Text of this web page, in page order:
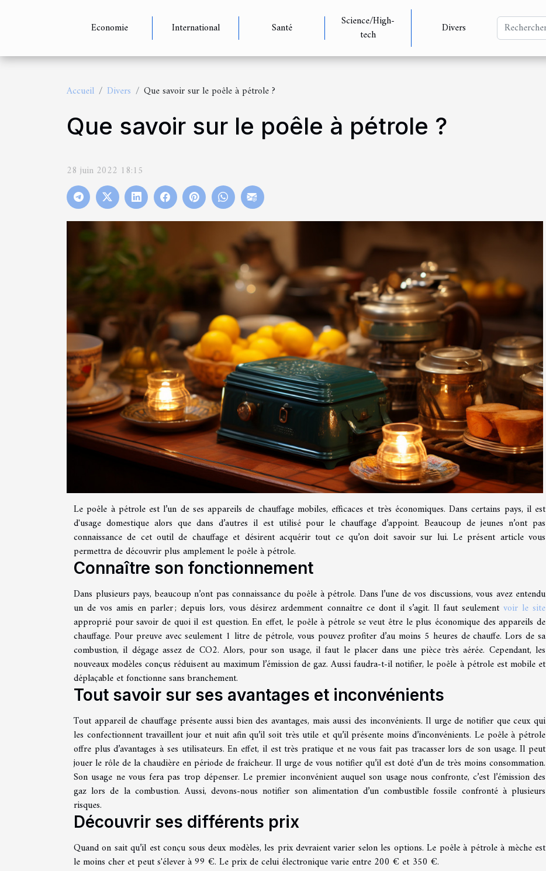
Economie International Santé
Science/High-
tech
Divers
Accueil Divers Que savoir sur le poêle à pétrole ?
Que savoir sur le poêle à pétrole ?
28 juin 2022 18:15
Le poêle à pétrole est l’un de ses appareils de chauffage mobiles, efficaces et très économiques. Dans certains pays, il est
d'usage domestique alors que dans d’autres il est utilisé pour le chauffage d’appoint. Beaucoup de jeunes n’ont pas
connaissance de cet outil de chauffage et désirent acquérir tout ce qu’on doit savoir sur lui. Le présent article vous
permettra de découvrir plus amplement le poêle à pétrole.
Connaître son fonctionnement
Dans plusieurs pays, beaucoup n’ont pas connaissance du poêle à pétrole. Dans l’une de vos discussions, vous avez entendu
un de vos amis en parler ; depuis lors, vous désirez ardemment connaître ce dont il s’agit. Il faut seulement voir le site
approprié pour savoir de quoi il est question. En effet, le poêle à pétrole se veut être le plus économique des appareils de
chauffage. Pour preuve avec seulement 1 litre de pétrole, vous pouvez profiter d’au moins 5 heures de chauffe. Lors de sa
combustion, il dégage assez de CO2. Alors, pour son usage, il faut le placer dans une pièce très aérée. Cependant, les
nouveaux modèles conçus réduisent au maximum l’émission de gaz. Aussi faudra-t-il notifier, le poêle à pétrole est mobile et
déplaçable et fonctionne sans branchement.
Tout savoir sur ses avantages et inconvénients
Tout appareil de chauffage présente aussi bien des avantages, mais aussi des inconvénients. Il urge de notifier que ceux qui
les confectionnent travaillent jour et nuit afin qu’il soit très utile et qu’il présente moins d’inconvénients. Le poêle à pétrole
offre plus d’avantages à ses utilisateurs. En effet, il est très pratique et ne vous fait pas tracasser lors de son usage. Il peut
jouer le rôle de la chaudière en période de fraîcheur. Il urge de vous notifier qu’il est doté d’un de très moins consommation.
Son usage ne vous fera pas trop dépenser. Le premier inconvénient auquel son usage nous confronte, c’est l’émission des
gaz lors de la combustion. Aussi, devons-nous notifier son alimentation d’un combustible fossile confronté à plusieurs
risques.
Découvrir ses différents prix
Quand on sait qu’il est conçu sous deux modèles, les prix devraient varier selon les options. Le poêle à pétrole à mèche est
le moins cher et peut s'élever à 99 €. Le prix de celui électronique varie entre 200 € et 350 €.